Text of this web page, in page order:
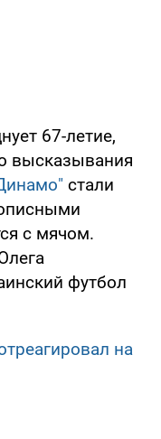
67-летие,
высказывания
стали
с мячом.
футбол
на